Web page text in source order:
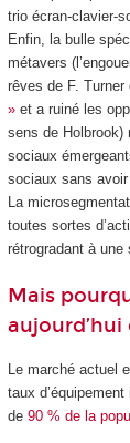
trio écran-clavier-
Enfin, la bulle
métavers
rêves de F.
»et a ruiné les
sens de Holbrook)
sociaux
sociaux sans
La
toutes sortes
rétrogradant à une
Mais
aujourd’hui
Le marché actuel
taux
de 90 % de la